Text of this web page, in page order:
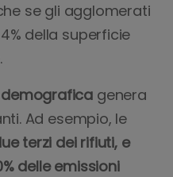
se gli agglomerati
della superficie
demografica genera
Ad esempio, le
terzi dei rifiuti, e
delle emissioni